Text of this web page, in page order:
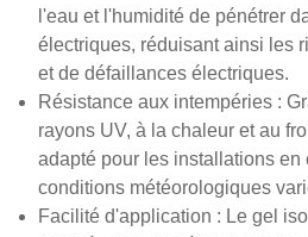
l'eau et l'humidité de pénétrer
électriques, réduisant ainsi les
et de défaillances électriques.
Résistance aux intempéries :
rayons UV, à la chaleur et au
adapté pour les installations en
conditions météorologiques
Facilité d'application : Le gel